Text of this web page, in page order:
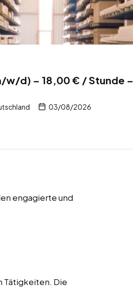
w/d) – 18,00 € / Stunde –
03/08/2026
engagierte und
Tätigkeiten. Die